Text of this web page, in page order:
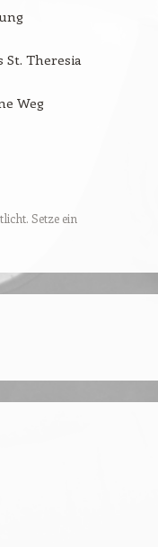
St. Theresia
Weg
Setze ein